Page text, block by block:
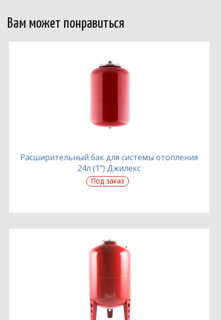
Вам может понравиться
Расширительный бак для системы отопления
24л (1") Джилекс
Под заказ